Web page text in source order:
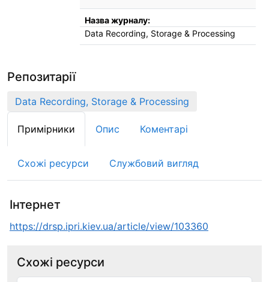
Назва журналу:
Data Recording, Storage & Processing
Репозитарії
Data Recording, Storage & Processing
Примірники Опис Коментарі
Схожі ресурси Службовий вигляд
Інтернет
https://drsp.ipri.kiev.ua/article/view/103360
Схожі ресурси